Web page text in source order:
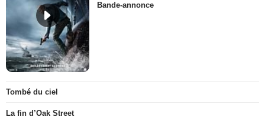
Bande-annonce
Tombé du ciel
La fin d’Oak Street